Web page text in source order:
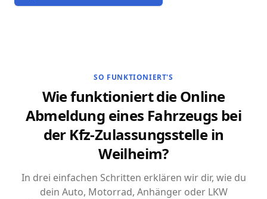
SO FUNKTIONIERT'S
Wie funktioniert die Online
Abmeldung eines Fahrzeugs bei
der Kfz-Zulassungsstelle in
Weilheim?
In drei einfachen Schritten erklären wir dir, wie du
dein Auto, Motorrad, Anhänger oder LKW